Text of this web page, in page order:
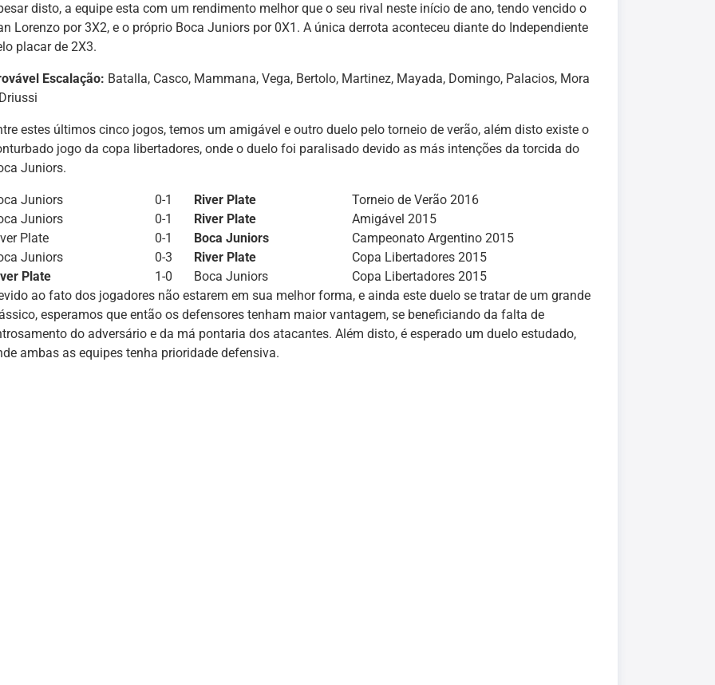
disto, a equipe esta com um rendimento melhor que o seu rival neste início de ano, tendo vencido o
Lorenzo por 3X2, e o próprio Boca Juniors por 0X1. A única derrota aconteceu diante do Independiente
placar de 2X3.
Escalação: Batalla, Casco, Mammana, Vega, Bertolo, Martinez, Mayada, Domingo, Palacios, Mora
estes últimos cinco jogos, temos um amigável e outro duelo pelo torneio de verão, além disto existe o
jogo da copa libertadores, onde o duelo foi paralisado devido as más intenções da torcida do
Juniors.
Juniors 0-1 River Plate
Torneio de Verão 2016
Juniors
0-1 River Plate
Amigável 2015
Plate
0-1 Boca Juniors
Campeonato Argentino 2015
Juniors
0-3 River Plate
Copa Libertadores 2015
Plate
1-0 Boca Juniors
Copa Libertadores 2015
ao fato dos jogadores não estarem em sua melhor forma, e ainda este duelo se tratar de um grande
esperamos que então os defensores tenham maior vantagem, se beneficiando da falta de
do adversário e da má pontaria dos atacantes. Além disto, é esperado um duelo estudado,
ambas as equipes tenha prioridade defensiva.